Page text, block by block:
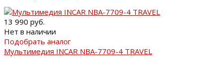
13 990 руб.
Нет в наличии
Подобрать аналог
Мультимедия INCAR NBA-7709-4 TRAVEL